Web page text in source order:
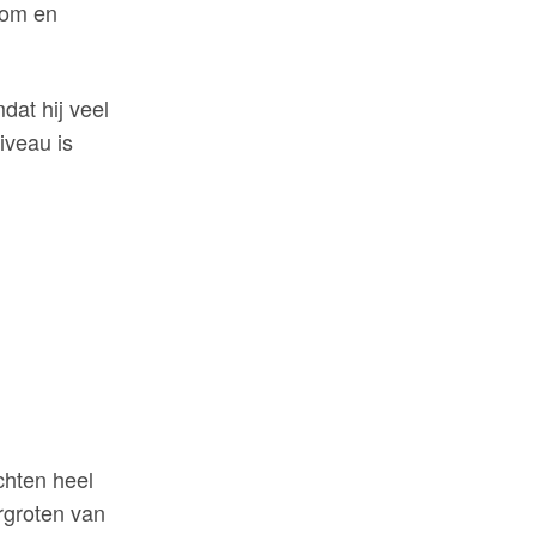
en
hij veel
is
heel
van